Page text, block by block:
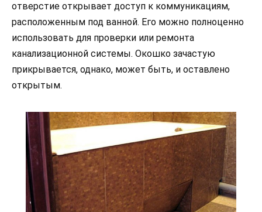
отверстие открывает доступ к коммуникациям,
расположенным под ванной. Его можно полноценно
использовать для проверки или ремонта
канализационной системы. Окошко зачастую
прикрывается, однако, может быть, и оставлено
открытым.